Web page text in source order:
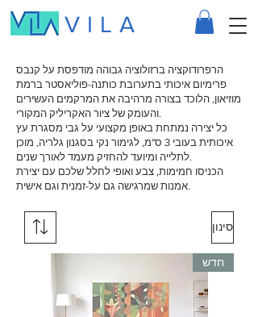
VILA
הרפרודוקציה ברזולוציה גבוהה מודפסת על קנבס
פרימיום איכותי בתערובת כותנה-פוליאסטר ברמת
מוזיאון, הלוכד בצורה מרהיבה את המרקמים העשירים
והעומק של ציור האקריליק המקורי.
כל יצירה נמתחת באופן מקצועי על גבי מסגרת עץ
איכותית בעובי 3 ס"מ, לגימור נקי בסגנון גלריה, מוכן
לתלייה ומיועד להחזיק מעמד לאורך שנים.
הכניסו חמימות, צבע ואופי לחלל שלכם עם יצירת
אמנות שמרגישה גם על-זמנית וגם אישית.
סינון
חדש